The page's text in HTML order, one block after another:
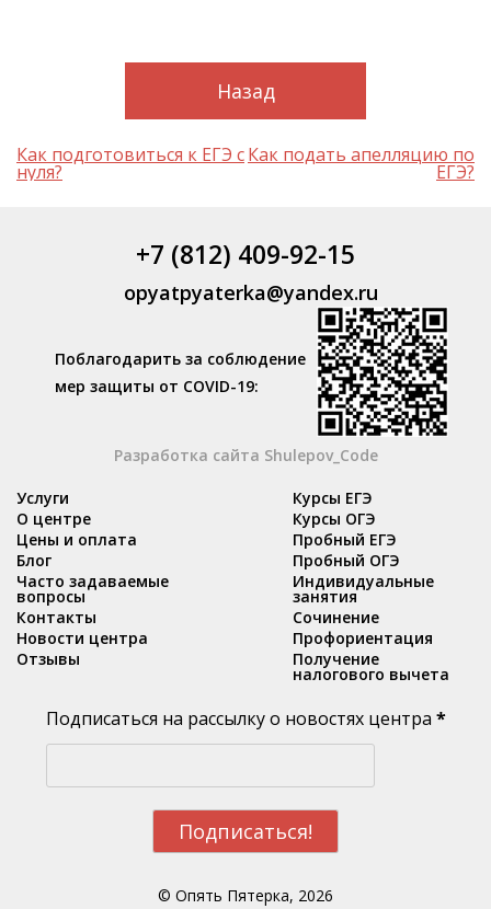
Назад
Навигация
по
записям
Как подготовиться к ЕГЭ с
нуля?
Как подать апелляцию по
ЕГЭ?
Подписаться на рассылку о новостях центра *
© Опять Пятерка, 2026
Услуги
О центре
Цены и оплата
Блог
Часто задаваемые
вопросы
Контакты
Новости центра
Отзывы
Курсы ЕГЭ
Курсы ОГЭ
Пробный ЕГЭ
Пробный ОГЭ
Индивидуальные
занятия
Сочинение
Профориентация
Получение
налогового вычета
+7 (812) 409-92-15
opyatpyaterka@yandex.ru
Поблагодарить за соблюдение
мер защиты от COVID-19:
Разработка сайта Shulepov_Code